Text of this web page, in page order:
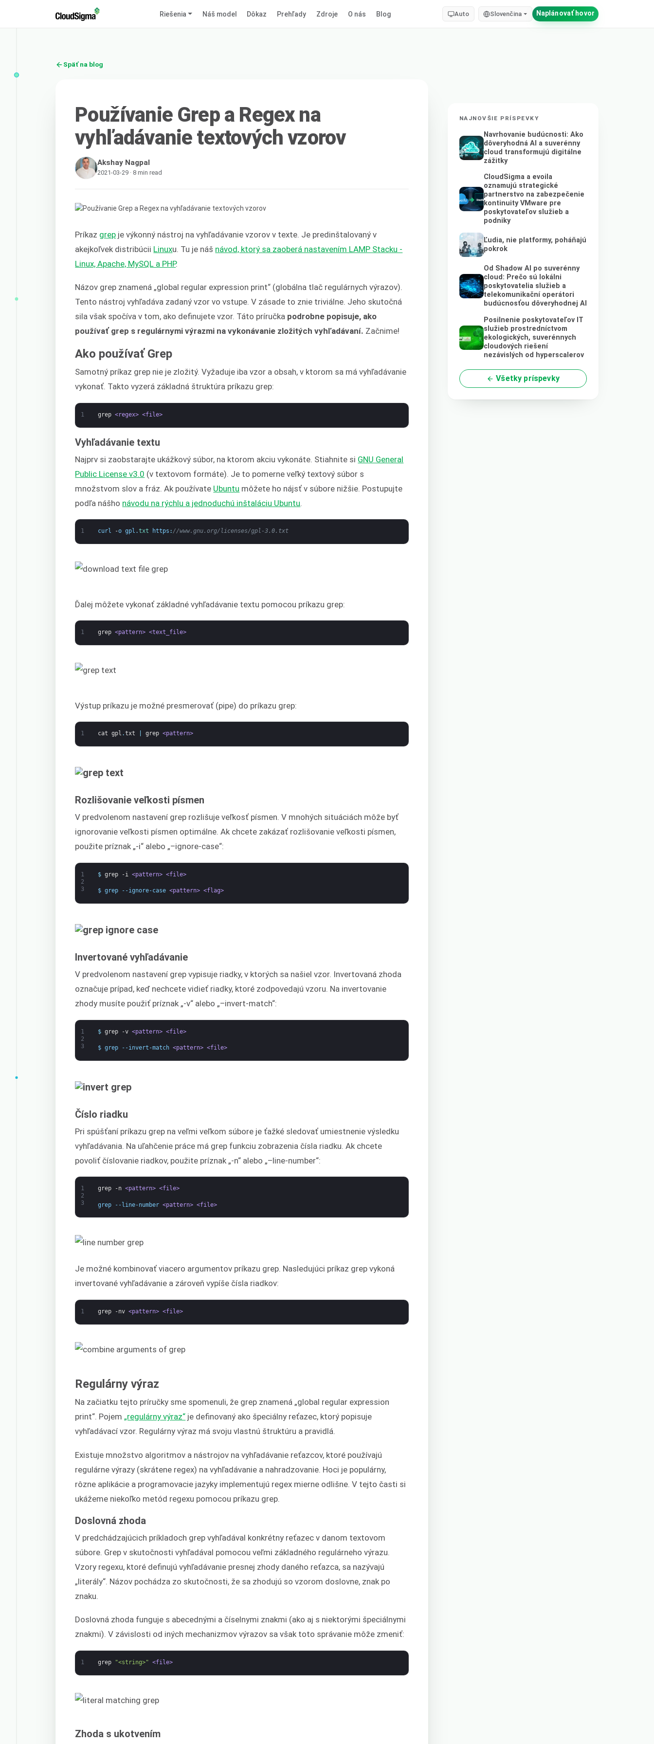
Riešenia Náš model Dôkaz Prehľady Zdroje O nás Blog Auto Slovenčina Naplánovať hovor
Späť na blog
Používanie Grep a Regex na
vyhľadávanie textových vzorov
Akshay Nagpal
2021-03-29 · 8 min read
Príkaz grep je výkonný nástroj na vyhľadávanie vzorov v texte. Je predinštalovaný v
akejkoľvek distribúcii Linuxu. Tu je náš návod, ktorý sa zaoberá nastavením LAMP Stacku -
Linux, Apache, MySQL a PHP.
Názov grep znamená „global regular expression print“ (globálna tlač regulárnych výrazov).
Tento nástroj vyhľadáva zadaný vzor vo vstupe. V zásade to znie triviálne. Jeho skutočná
sila však spočíva v tom, ako definujete vzor. Táto príručka podrobne popisuje, ako
používať grep s regulárnymi výrazmi na vykonávanie zložitých vyhľadávaní. Začnime!
Ako používať Grep
Samotný príkaz grep nie je zložitý. Vyžaduje iba vzor a obsah, v ktorom sa má vyhľadávanie
vykonať. Takto vyzerá základná štruktúra príkazu grep:
1 grep <regex> <file>
Vyhľadávanie textu
Najprv si zaobstarajte ukážkový súbor, na ktorom akciu vykonáte. Stiahnite si GNU General
Public License v3.0 (v textovom formáte). Je to pomerne veľký textový súbor s
množstvom slov a fráz. Ak používate Ubuntu môžete ho nájsť v súbore nižšie. Postupujte
podľa nášho návodu na rýchlu a jednoduchú inštaláciu Ubuntu.
1 curl -o gpl .txt https : //www.gnu.org/licenses/gpl-3.0.txt
Ďalej môžete vykonať základné vyhľadávanie textu pomocou príkazu grep:
1 grep <pattern> <text_file>
Výstup príkazu je možné presmerovať (pipe) do príkazu grep:
1 cat gpl .txt grep <pattern>
Rozlišovanie veľkosti písmen
V predvolenom nastavení grep rozlišuje veľkosť písmen. V mnohých situáciách môže byť
ignorovanie veľkosti písmen optimálne. Ak chcete zakázať rozlišovanie veľkosti písmen,
použite príznak „-i“ alebo „–ignore-case“:
1
2
3
$ grep -i <pattern> <file>
$ grep --ignore-case <pattern> <flag>
Invertované vyhľadávanie
V predvolenom nastavení grep vypisuje riadky, v ktorých sa našiel vzor. Invertovaná zhoda
označuje prípad, keď nechcete vidieť riadky, ktoré zodpovedajú vzoru. Na invertovanie
zhody musíte použiť príznak „-v“ alebo „–invert-match“:
1
2
3
$ grep -v <pattern> <file>
$ grep --invert-match <pattern> <file>
Číslo riadku
Pri spúšťaní príkazu grep na veľmi veľkom súbore je ťažké sledovať umiestnenie výsledku
vyhľadávania. Na uľahčenie práce má grep funkciu zobrazenia čísla riadku. Ak chcete
povoliť číslovanie riadkov, použite príznak „-n“ alebo „–line-number“:
1
2
3
grep -n <pattern> <file>
grep --line-number <pattern> <file>
Je možné kombinovať viacero argumentov príkazu grep. Nasledujúci príkaz grep vykoná
invertované vyhľadávanie a zároveň vypíše čísla riadkov:
1 grep -nv <pattern> <file>
Regulárny výraz
Na začiatku tejto príručky sme spomenuli, že grep znamená „global regular expression
print“. Pojem „regulárny výraz“ je definovaný ako špeciálny reťazec, ktorý popisuje
vyhľadávací vzor. Regulárny výraz má svoju vlastnú štruktúru a pravidlá.
Existuje množstvo algoritmov a nástrojov na vyhľadávanie reťazcov, ktoré používajú
regulárne výrazy (skrátene regex) na vyhľadávanie a nahradzovanie. Hoci je populárny,
rôzne aplikácie a programovacie jazyky implementujú regex mierne odlišne. V tejto časti si
ukážeme niekoľko metód regexu pomocou príkazu grep.
Doslovná zhoda
V predchádzajúcich príkladoch grep vyhľadával konkrétny reťazec v danom textovom
súbore. Grep v skutočnosti vyhľadával pomocou veľmi základného regulárneho výrazu.
Vzory regexu, ktoré definujú vyhľadávanie presnej zhody daného reťazca, sa nazývajú
„literály“. Názov pochádza zo skutočnosti, že sa zhodujú so vzorom doslovne, znak po
znaku.
Doslovná zhoda funguje s abecednými a číselnymi znakmi (ako aj s niektorými špeciálnymi
znakmi). V závislosti od iných mechanizmov výrazov sa však toto správanie môže zmeniť:
1 grep "<string>" <file>
Zhoda s ukotvením
NAJNOVŠIE PRÍSPEVKY
Navrhovanie budúcnosti: Ako
dôveryhodná AI a suverénny
cloud transformujú digitálne
zážitky
CloudSigma a evoila
oznamujú strategické
partnerstvo na zabezpečenie
kontinuity VMware pre
poskytovateľov služieb a
podniky
Ľudia, nie platformy, poháňajú
pokrok
Od Shadow AI po suverénny
cloud: Prečo sú lokálni
poskytovatelia služieb a
telekomunikační operátori
budúcnosťou dôveryhodnej AI
Posilnenie poskytovateľov IT
služieb prostredníctvom
ekologických, suverénnych
cloudových riešení
nezávislých od hyperscalerov
Všetky príspevky